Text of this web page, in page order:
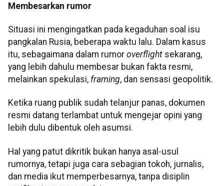
Membesarkan rumor
Situasi ini mengingatkan pada kegaduhan soal isu
pangkalan Rusia, beberapa waktu lalu. Dalam kasus
itu, sebagaimana dalam rumor overflight sekarang,
yang lebih dahulu membesar bukan fakta resmi,
melainkan spekulasi, framing, dan sensasi geopolitik.
Ketika ruang publik sudah telanjur panas, dokumen
resmi datang terlambat untuk mengejar opini yang
lebih dulu dibentuk oleh asumsi.
Hal yang patut dikritik bukan hanya asal-usul
rumornya, tetapi juga cara sebagian tokoh, jurnalis,
dan media ikut memperbesarnya, tanpa disiplin